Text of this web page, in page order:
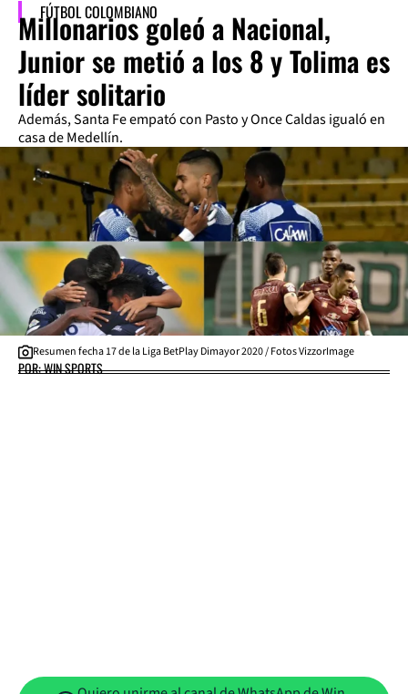
FÚTBOL COLOMBIANO
Millonarios goleó a Nacional,
Junior se metió a los 8 y Tolima es
líder solitario
Además, Santa Fe empató con Pasto y Once Caldas igualó en
casa de Medellín.
Resumen fecha 17 de la Liga BetPlay Dimayor 2020 / Fotos VizzorImage
POR: WIN SPORTS